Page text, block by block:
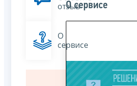
отзыв
О
сервисе
О сервисе